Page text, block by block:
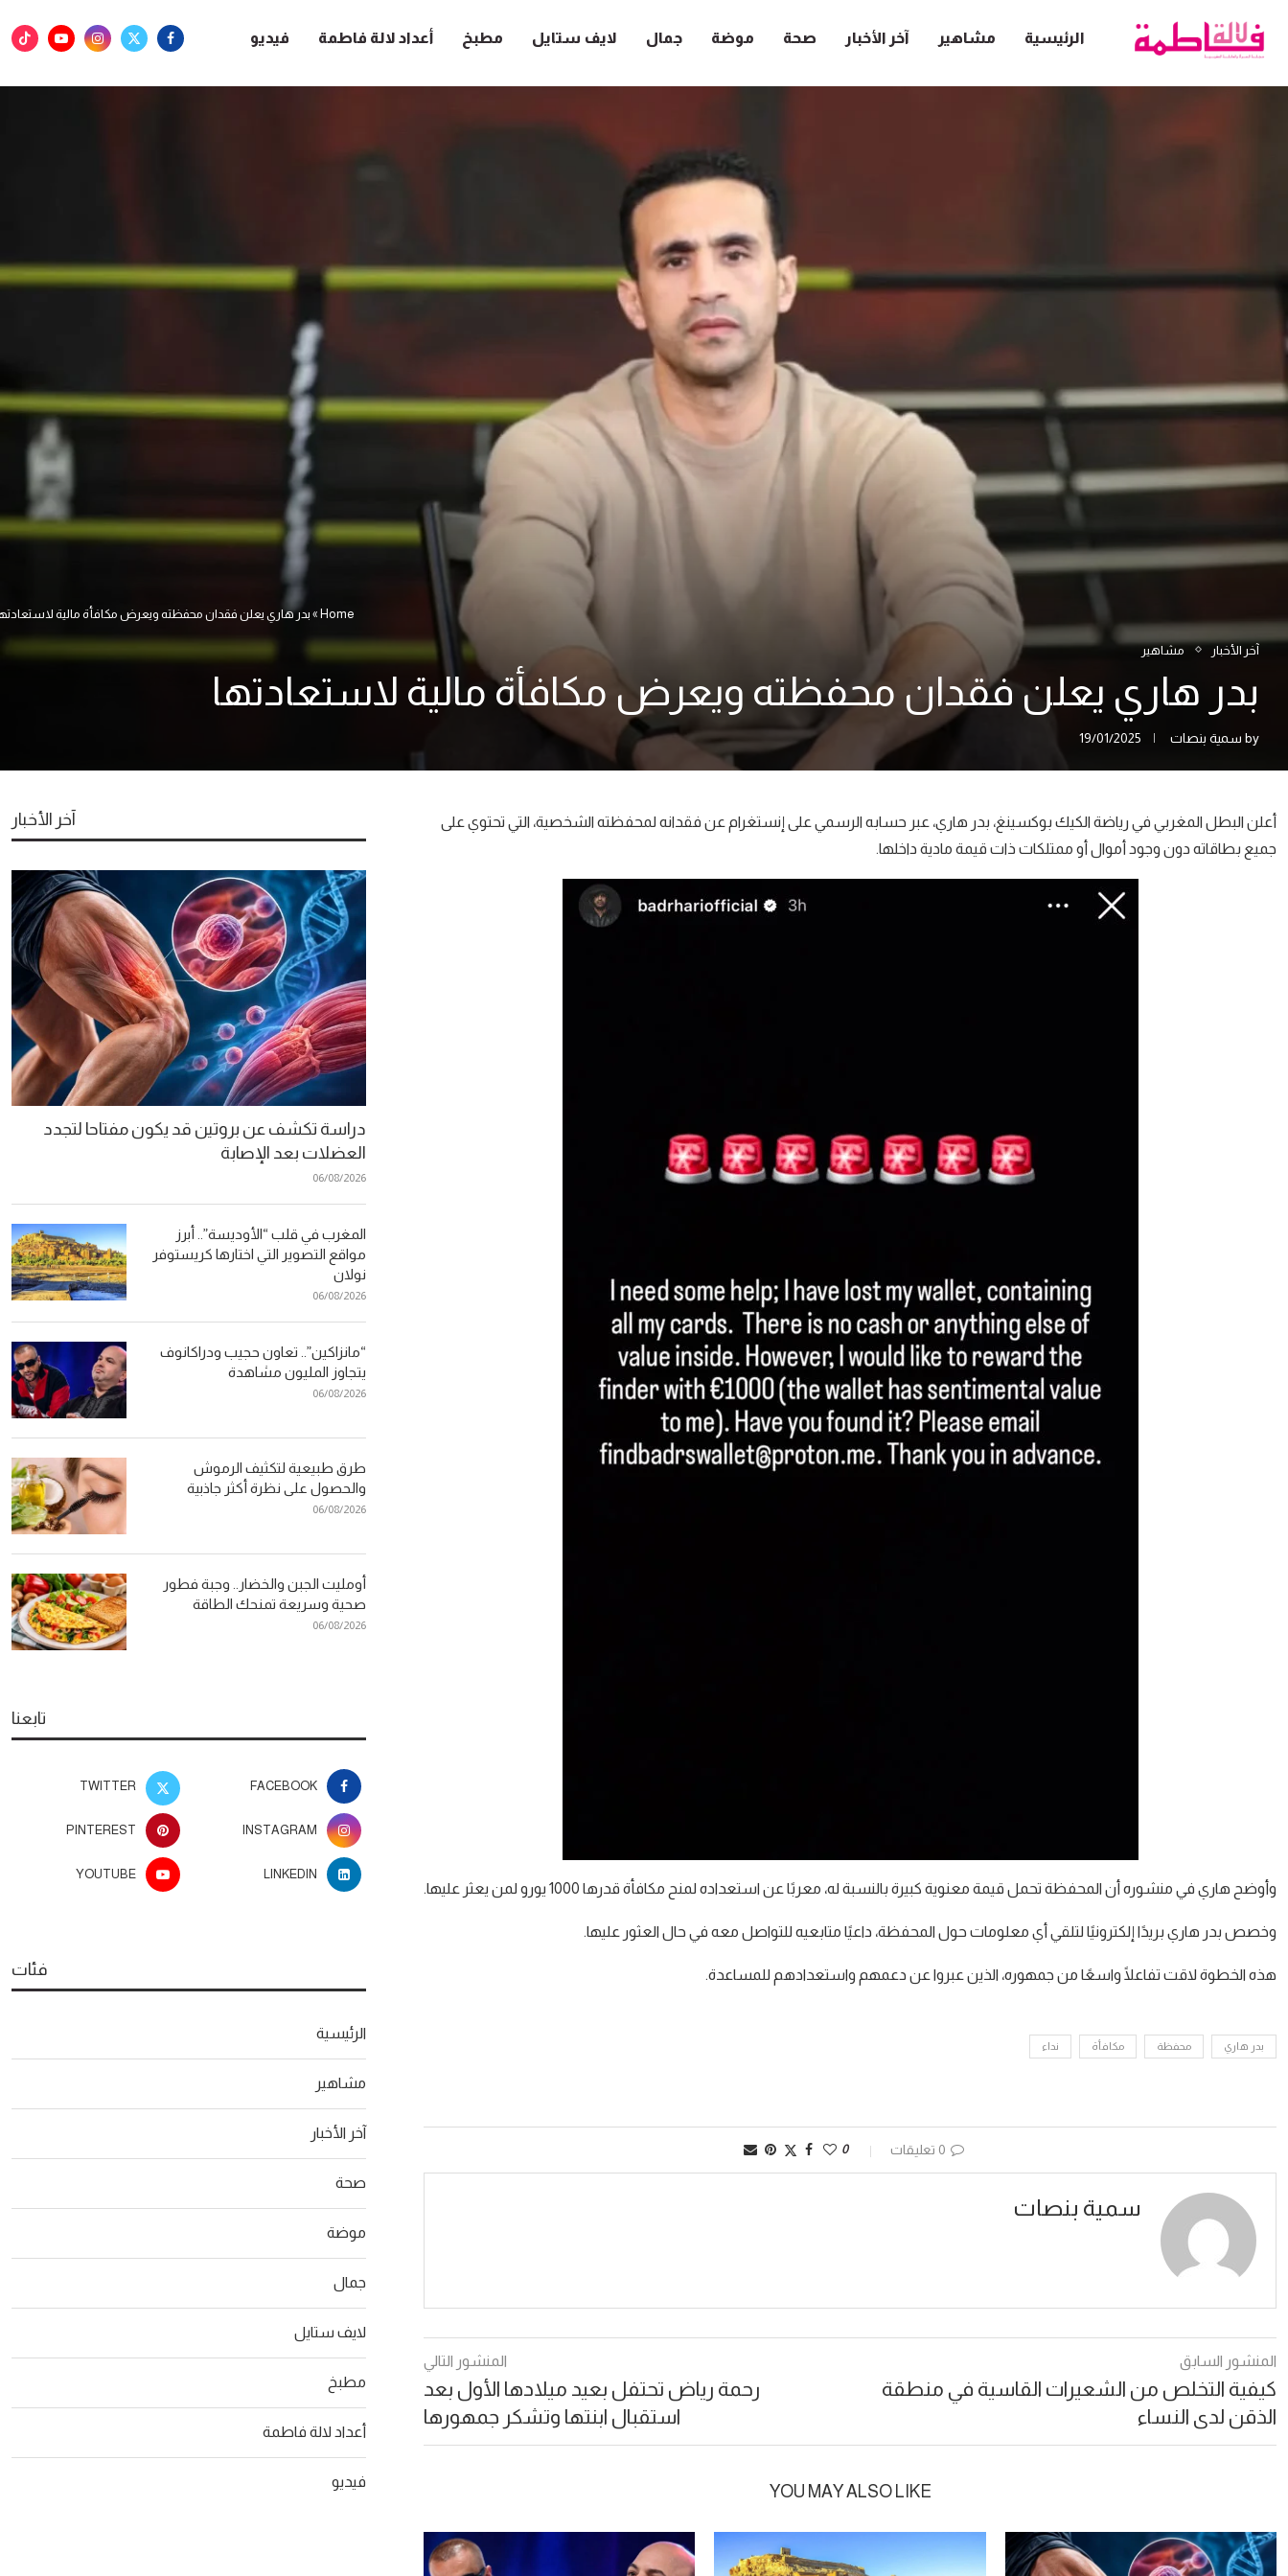
الرئيسية مشاهير آخر الأخبار صحة موضة جمال لايف ستايل مطبخ أعداد لالة فاطمة فيديو
Home
» بدر هاري يعلن فقدان محفظته ويعرض مكافأة مالية
آخر الأخبار مشاهير
بدر هاري يعلن فقدان محفظته ويعرض مكافأة مالية لاستعادتها
by سمية بنصات 19/01/2025
أعلن البطل المغربي في رياضة الكيك بوكسينغ، بدر هاري، عبر حسابه الرسمي على إنستغرام عن فقدانه لمحفظته الشخصية، التي تحتوي على
جميع بطاقاته دون وجود أموال أو ممتلكات ذات قيمة مادية داخلها.
وأوضح هاري في منشوره أن المحفظة تحمل قيمة معنوية كبيرة بالنسبة له، معربًا عن استعداده لمنح مكافأة قدرها 1000 يورو لمن يعثر عليها.
وخصص بدر هاري بريدًا إلكترونيًا لتلقي أي معلومات حول المحفظة، داعيًا متابعيه للتواصل معه في حال العثور عليها.
هذه الخطوة لاقت تفاعلًا واسعًا من جمهوره، الذين عبروا عن دعمهم واستعدادهم للمساعدة.
بدر هاري محفظة مكافأة نداء
0 تعليقات 0
سمية بنصات
المنشور السابق
كيفية التخلص من الشعيرات القاسية في منطقة
الذقن لدى النساء
المنشور التالي
رحمة رياض تحتفل بعيد ميلادها الأول بعد
استقبال ابنتها وتشكر جمهورها
YOU MAY ALSO LIKE
آخر الأخبار
دراسة تكشف عن بروتين قد يكون مفتاحا لتجدد
العضلات بعد الإصابة
06/08/2026
المغرب في قلب “الأوديسة”.. أبرز
مواقع التصوير التي اختارها كريستوفر
نولان
06/08/2026
“مانزاكين”.. تعاون حجيب ودراكانوف
يتجاوز المليون مشاهدة
06/08/2026
طرق طبيعية لتكثيف الرموش
والحصول على نظرة أكثر جاذبية
06/08/2026
أومليت الجبن والخضار.. وجبة فطور
صحية وسريعة تمنحك الطاقة
06/08/2026
تابعنا
FACEBOOK
TWITTER
INSTAGRAM
PINTEREST
LINKEDIN
YOUTUBE
فئات
الرئيسية
مشاهير
آخر الأخبار
صحة
موضة
جمال
لايف ستايل
مطبخ
أعداد لالة فاطمة
فيديو